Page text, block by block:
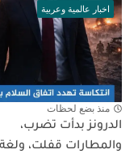
اخبار عالمية وعربية
منذ بضع لحظات
الدرونز بدأت تضرب،
والمطارات قفلت، ولغة